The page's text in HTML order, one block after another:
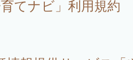
育てナビ」利用規約